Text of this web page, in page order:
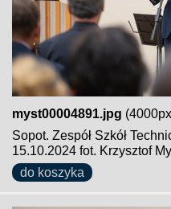
myst00004891.jpg
Sopot. Zespół Szkół
15.10.2024 fot. Krzysztof
do koszyka